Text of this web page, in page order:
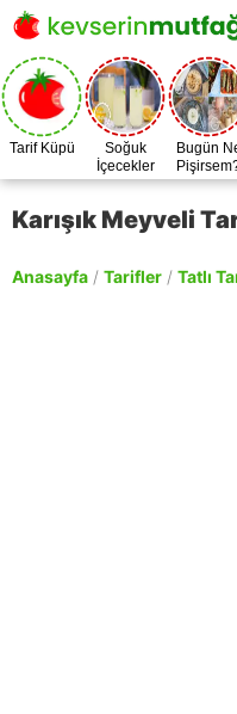
Tarif Küpü
Soğuk
İçecekler
Bugün
Karışık Meyveli
Anasayfa / Tarifler / Tatlı